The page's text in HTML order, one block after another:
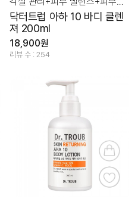
닥터트럽 아하 10 바디 클렌
져 200ml
18,900원
리뷰 수 : 254